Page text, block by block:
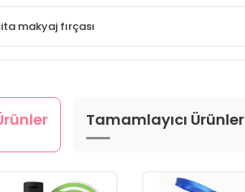
makyaj fırçası
Tamamlayıcı Ürünler